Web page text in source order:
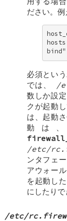
ださい。例
hosts
bind"
必須とい
では、
/
数しか設
クが起動
は、起動
動は
/etc/
ンタフェ
アウォー
を起動し
にしたりで
/etc/